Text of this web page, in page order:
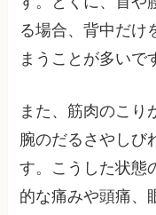
る場合、背中だけ
まうことが多いで
また、筋肉のこり
腕のだるさやしび
す。こうした状態
的な痛みや頭痛、